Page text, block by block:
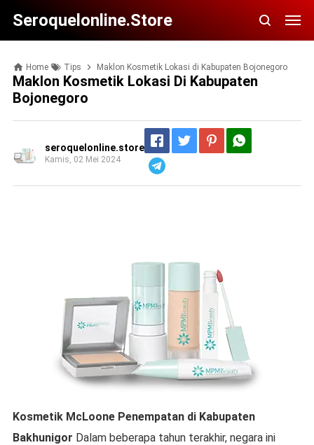
Seroquelonline.store
Home Tips Maklon Kosmetik Lokasi di Kabupaten Bojonegoro
Maklon Kosmetik Lokasi Di Kabupaten
Bojonegoro
seroquelonline.store
Kamis, 02 Mei 2024
Kosmetik McLoone Penempatan di Kabupaten
Bakhunigor Dalam beberapa tahun terakhir, negara ini